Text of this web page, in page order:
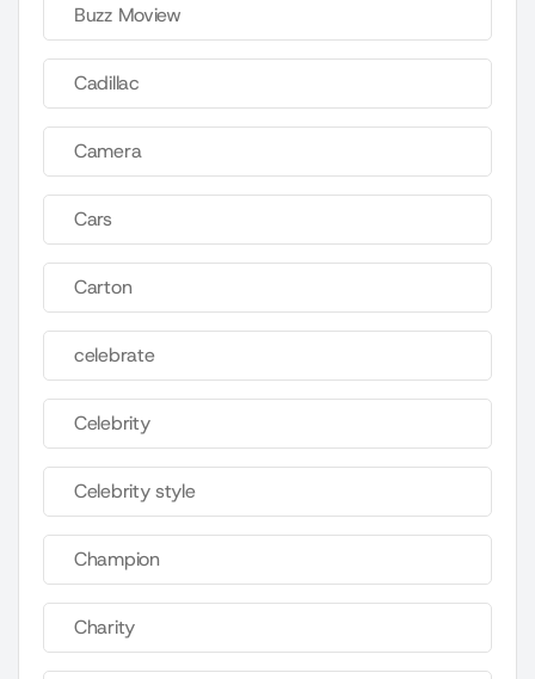
Buzz Moview
Cadillac
Camera
Cars
Carton
celebrate
Celebrity
Celebrity style
Champion
Charity